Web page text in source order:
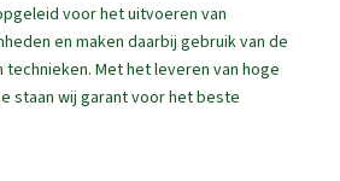
voor het uitvoeren van
en maken daarbij gebruik van de
Met het leveren van hoge
staan wij garant voor het beste